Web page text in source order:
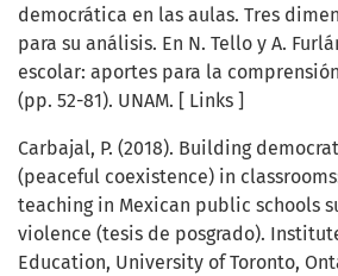
democrática en las aulas. Tres
para su análisis. En N. Tello y A.
escolar: aportes para la
(pp. 52-81). UNAM. [ Links ]
Carbajal, P. (2018). Building
(peaceful coexistence) in
teaching in Mexican public schools
violence (tesis de posgrado).
Education, University of Toronto,